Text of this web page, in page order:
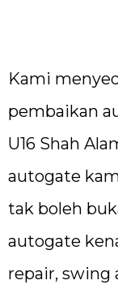
Kami
pembaikan
U16 Shah
autogate
tak boleh
autogate
repair, swing